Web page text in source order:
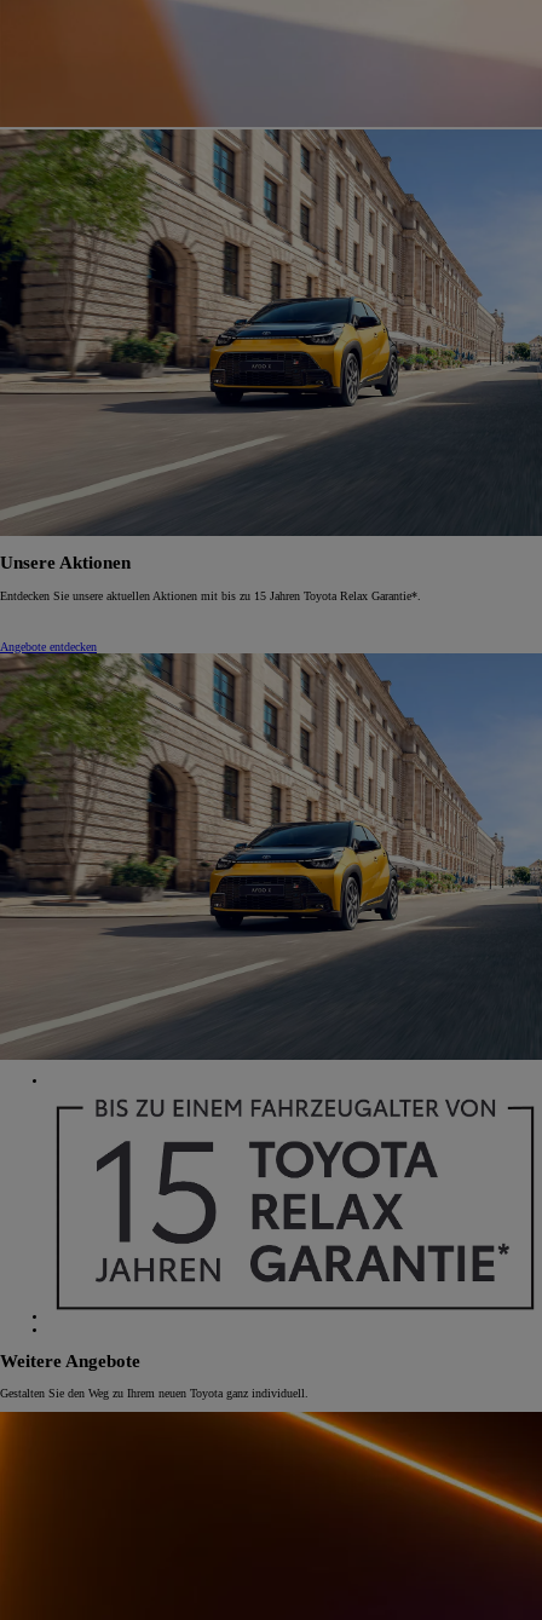
Unsere Aktionen
Entdecken Sie unsere aktuellen Aktionen mit bis zu 15 Jahren Toyota Relax Garantie*.
Angebote entdecken
Weitere Angebote
Gestalten Sie den Weg zu Ihrem neuen Toyota ganz individuell.